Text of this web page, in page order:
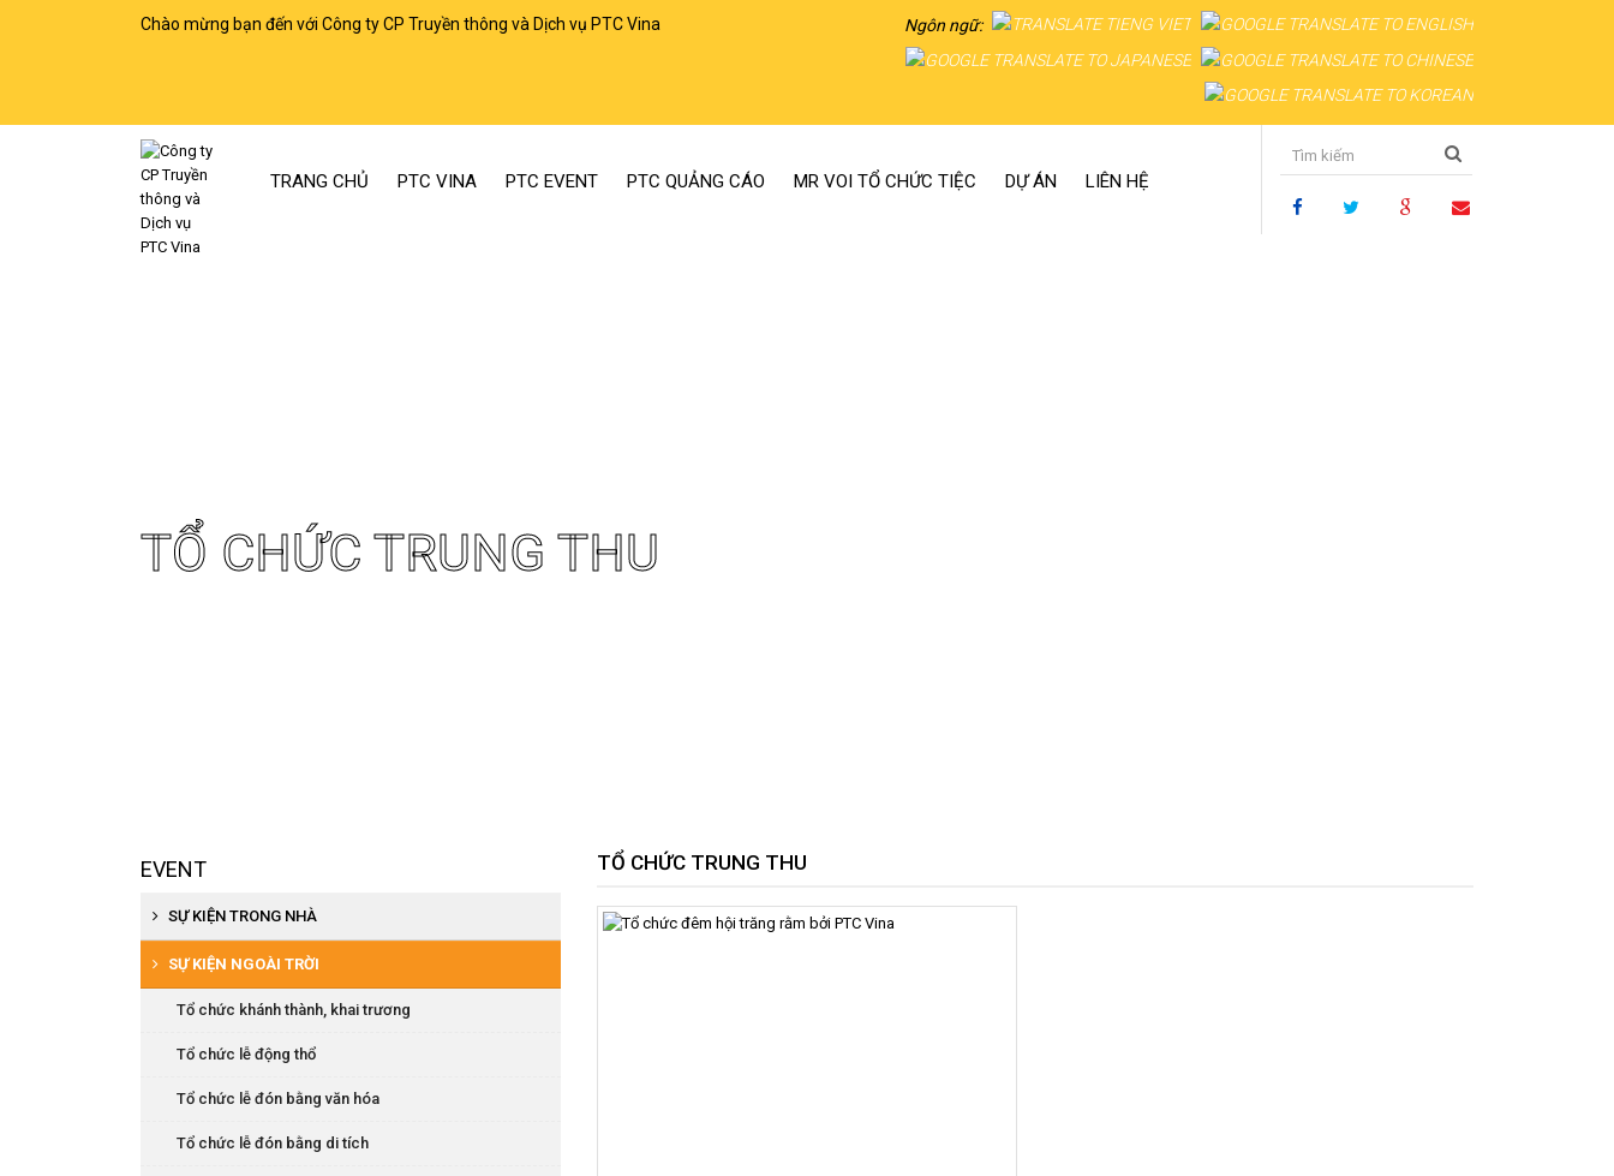
Chào mừng bạn đến với Công ty CP Truyền thông và Dịch vụ PTC Vina Ngôn ngữ:
TRANG CHỦ PTC VINA PTC EVENT PTC QUẢNG CÁO MR VOI TỔ CHỨC TIỆC DỰ ÁN LIÊN HỆ
TỔ CHỨC TRUNG THU
TỔ CHỨC TRUNG THU
EVENT
SỰ KIỆN TRONG NHÀ
Tổ chức khai trương, khánh thành
Tổ chức hội nghị khách hàng
Tổ chức họp báo, ra mắt sản phẩm
Tổ chức tiệc cuối năm
Tổ chức hội thi văn nghệ
SỰ KIỆN NGOÀI TRỜI
Tổ chức khánh thành, khai trương
Tổ chức lễ động thổ
Tổ chức lễ đón bằng văn hóa
Tổ chức lễ đón bằng di tích